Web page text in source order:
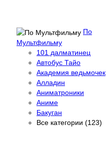
По
Мультфильму
101 далматинец
Автобус Тайо
Академия ведьмочек
Алладин
Аниматроники
Аниме
Бакуган
Все категории (123)